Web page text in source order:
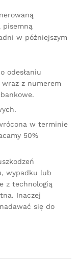
pisemną
w późniejszym
odesłaniu
wraz z numerem
w terminie
50%
wypadku lub
z technologią
Inaczej
się do